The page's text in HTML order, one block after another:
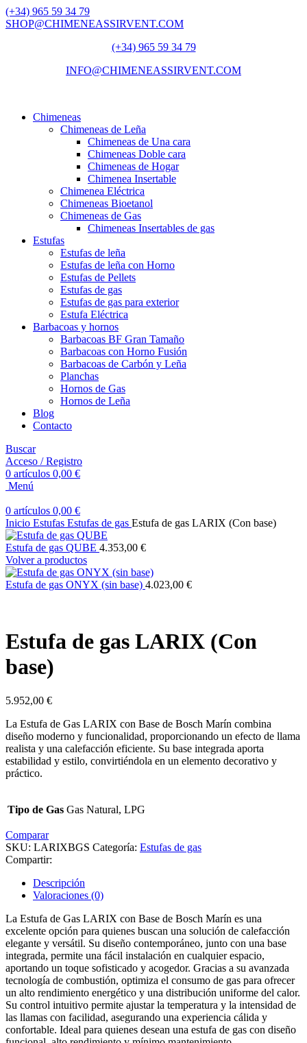
(+34) 965 59 34 79
SHOP@CHIMENEASSIRVENT.COM
(+34) 965 59 34 79
INFO@CHIMENEASSIRVENT.COM
Chimeneas
Chimeneas de Leña
Chimeneas de Una cara
Chimeneas Doble cara
Chimeneas de Hogar
Chimenea Insertable
Chimenea Eléctrica
Chimeneas Bioetanol
Chimeneas de Gas
Chimeneas Insertables de gas
Estufas
Estufas de leña
Estufas de leña con Horno
Estufas de Pellets
Estufas de gas
Estufas de gas para exterior
Estufa Eléctrica
Barbacoas y hornos
Barbacoas BF Gran Tamaño
Barbacoas con Horno Fusión
Barbacoas de Carbón y Leña
Planchas
Hornos de Gas
Hornos de Leña
Blog
Contacto
Buscar
Acceso / Registro
0 artículos 0,00 €
Menú
0 artículos 0,00 €
Inicio Estufas Estufas de gas Estufa de gas LARIX (Con base)
Estufa de gas QUBE 4.353,00 €
Volver a productos
Estufa de gas ONYX (sin base) 4.023,00 €
Estufa de gas LARIX (Con
base)
5.952,00 €
La Estufa de Gas LARIX con Base de Bosch Marín combina
diseño moderno y funcionalidad, proporcionando un efecto de llama
realista y una calefacción eficiente. Su base integrada aporta
estabilidad y estilo, convirtiéndola en un elemento decorativo y
práctico.
Tipo de Gas Gas Natural, LPG
Comparar
SKU: LARIXBGS Categoría: Estufas de gas
Compartir:
Descripción
Valoraciones (0)
La Estufa de Gas LARIX con Base de Bosch Marín es una
excelente opción para quienes buscan una solución de calefacción
elegante y versátil. Su diseño contemporáneo, junto con una base
integrada, permite una fácil instalación en cualquier espacio,
aportando un toque sofisticado y acogedor. Gracias a su avanzada
tecnología de combustión, optimiza el consumo de gas para ofrecer
un alto rendimiento energético y una distribución uniforme del calor.
Su control intuitivo permite ajustar la temperatura y la intensidad de
las llamas con facilidad, asegurando una experiencia cálida y
confortable. Ideal para quienes desean una estufa de gas con diseño